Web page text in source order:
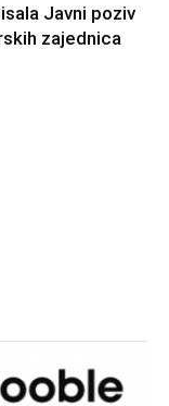
Javni poziv
zajednica